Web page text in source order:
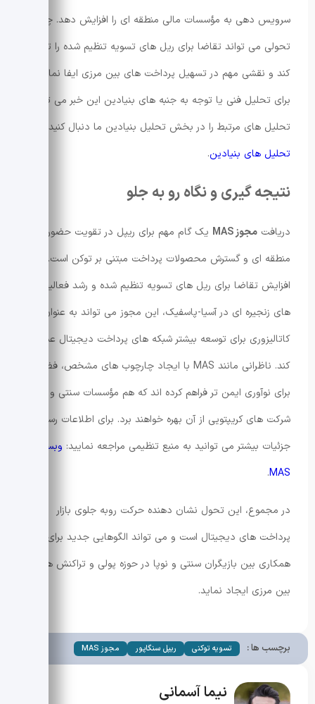
سرویس دهی به مؤسسات مالی منطقه ای را افزایش دهد. چنین
تحولی می تواند تقاضا برای ریل های تسویه تنظیم شده را تقویت
کند و نقشی مهم در تسهیل پرداخت های بین مرزی ایفا نماید.
برای تحلیل فنی یا توجه به جنبه های بنیادین این خبر می توانید
تحلیل های مرتبط را در بخش تحلیل بنیادین ما دنبال کنید:
تحلیل های بنیادین.
نتیجه گیری و نگاه رو به جلو
دریافت مجوز MAS
یک گام مهم برای ریپل در تقویت حضور
منطقه ای و گسترش محصولات پرداخت مبتنی بر توکن است. با
افزایش تقاضا برای ریل های تسویه تنظیم شده و رشد فعالیت
های زنجیره ای در آسیا-پاسفیک، این مجوز می تواند به عنوان
کاتالیزوری برای توسعه بیشتر شبکه های پرداخت دیجیتال عمل
کند. ناظرانی مانند MAS با ایجاد چارچوب های مشخص، فضایی
برای نوآوری ایمن تر فراهم کرده اند که هم مؤسسات سنتی و هم
شرکت های کریپتویی از آن بهره خواهند برد. برای اطلاعات رسمی و
جزئیات بیشتر می توانید به منبع تنظیمی مراجعه نمایید: وبسایت
MAS
.
در مجموع، این تحول نشان دهنده حرکت روبه جلوی بازار
پرداخت های دیجیتال است و می تواند الگوهایی جدید برای
همکاری بین بازیگران سنتی و نوپا در حوزه پولی و تراکنش های
بین مرزی ایجاد نماید.
برچسب ها : تسویه توکنی ریپل سنگاپور مجوز MAS
نیما آسمانی